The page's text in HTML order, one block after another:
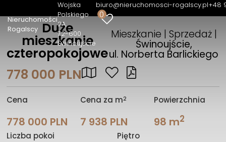
Nieruchomości
Rogalscy
Wojska
Polskiego
2A
72-600
Świnoujście
biuro@nieruchomosci-rogalscy.pl+48
0
Duże
mieszkanie
czteropokojowe
Mieszkanie | Sprzedaż |
Świnoujście,
ul. Norberta Barlickiego
778 000 PLN
Cena
778 000 PLN
Cena za m2
7 938 PLN
Powierzchnia
98 m2
Liczba pokoi Piętro